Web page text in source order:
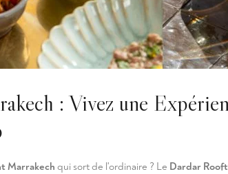
: Vivez une
Marrakech qui sort de l'ordinaire ? Le Dardar